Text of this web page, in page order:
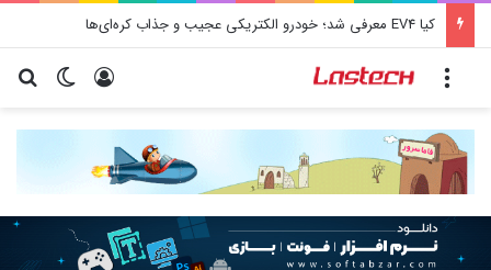
کیا EV4 معرفی شد؛ خودرو الکتریکی عجیب و جذاب کره‌ای‌ها
تغییر ورود